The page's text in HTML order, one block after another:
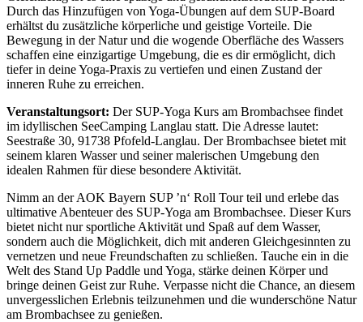
Durch das Hinzufügen von Yoga-Übungen auf dem SUP-Board
erhältst du zusätzliche körperliche und geistige Vorteile. Die
Bewegung in der Natur und die wogende Oberfläche des Wassers
schaffen eine einzigartige Umgebung, die es dir ermöglicht, dich
tiefer in deine Yoga-Praxis zu vertiefen und einen Zustand der
inneren Ruhe zu erreichen.
Veranstaltungsort: Der SUP-Yoga Kurs am Brombachsee findet
im idyllischen SeeCamping Langlau statt. Die Adresse lautet:
Seestraße 30, 91738 Pfofeld-Langlau. Der Brombachsee bietet mit
seinem klaren Wasser und seiner malerischen Umgebung den
idealen Rahmen für diese besondere Aktivität.
Nimm an der AOK Bayern SUP ’n‘ Roll Tour teil und erlebe das
ultimative Abenteuer des SUP-Yoga am Brombachsee. Dieser Kurs
bietet nicht nur sportliche Aktivität und Spaß auf dem Wasser,
sondern auch die Möglichkeit, dich mit anderen Gleichgesinnten zu
vernetzen und neue Freundschaften zu schließen. Tauche ein in die
Welt des Stand Up Paddle und Yoga, stärke deinen Körper und
bringe deinen Geist zur Ruhe. Verpasse nicht die Chance, an diesem
unvergesslichen Erlebnis teilzunehmen und die wunderschöne Natur
am Brombachsee zu genießen.